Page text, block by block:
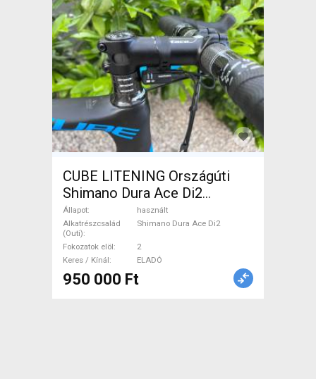
CUBE LITENING Országúti
Shimano Dura Ace Di2
patkófék használt ELADÓ
Állapot
használt
Alkatrészcsalád
(Outi)
Shimano Dura Ace Di2
Fokozatok elöl
2
Keres / Kínál
ELADÓ
950 000 Ft